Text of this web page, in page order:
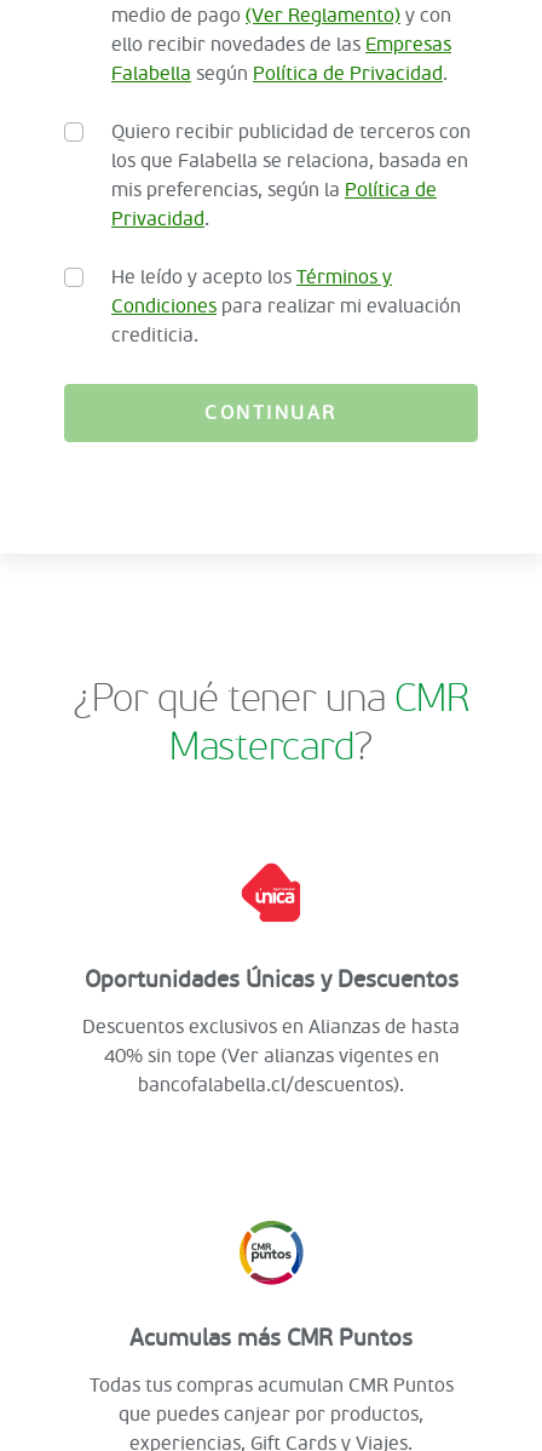
medio de pago (Ver Reglamento) y con
ello recibir novedades de las Empresas
Falabella según Política de Privacidad.
Quiero recibir publicidad de terceros con
los que Falabella se relaciona, basada en
mis preferencias, según la Política de
Privacidad.
He leído y acepto los Términos y
Condiciones para realizar mi evaluación
crediticia.
CONTINUAR
¿Por qué tener una CMR
Mastercard?
Oportunidades Únicas y Descuentos
Descuentos exclusivos en Alianzas de hasta
40% sin tope (Ver alianzas vigentes en
bancofalabella.cl/descuentos).
Acumulas más CMR Puntos
Todas tus compras acumulan CMR Puntos
que puedes canjear por productos,
experiencias, Gift Cards y Viajes.